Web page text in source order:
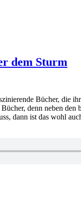
dem Sturm
Bücher, die
denn neben
dann ist das wohl